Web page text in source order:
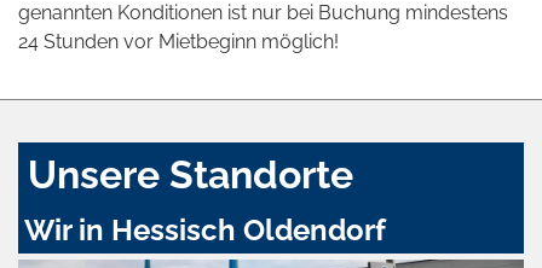
genannten Konditionen ist nur bei Buchung mindestens
24 Stunden vor Mietbeginn möglich!
Unsere Standorte
Wir in Hessisch Oldendorf